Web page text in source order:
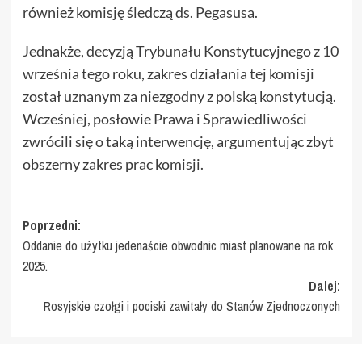
również komisję śledczą ds. Pegasusa.
Jednakże, decyzją Trybunału Konstytucyjnego z 10
września tego roku, zakres działania tej komisji
został uznanym za niezgodny z polską konstytucją.
Wcześniej, posłowie Prawa i Sprawiedliwości
zwrócili się o taką interwencję, argumentując zbyt
obszerny zakres prac komisji.
Zobacz
wpisy
Poprzedni:
Oddanie do użytku jedenaście obwodnic miast planowane na rok
2025.
Dalej:
Rosyjskie czołgi i pociski zawitały do Stanów Zjednoczonych